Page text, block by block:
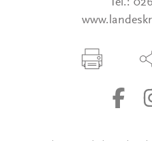
Tel.: